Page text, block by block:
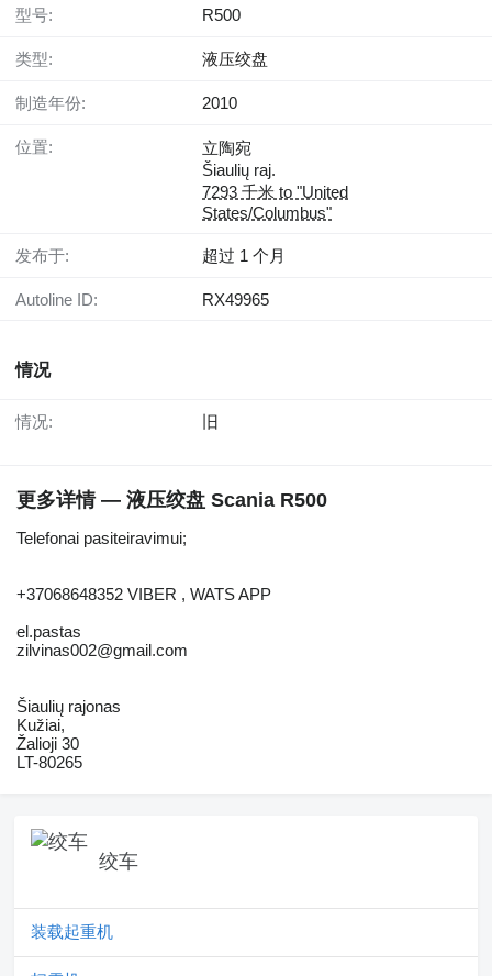
型号: R500
类型: 液压绞盘
制造年份: 2010
位置:
立陶宛
Šiaulių raj.
7293 千米 to "United
States/Columbus"
发布于: 超过 1 个月
Autoline ID: RX49965
情况
情况: 旧
更多详情 — 液压绞盘 Scania R500
Telefonai pasiteiravimui;
+37068648352 VIBER , WATS APP
el.pastas
zilvinas002@gmail.com
Šiaulių rajonas
Kužiai,
Žalioji 30
LT-80265
绞车
装载起重机